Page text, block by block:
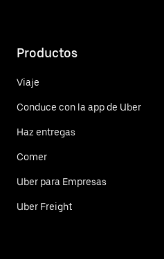
Productos
Viaje
Conduce con la app de Uber
Haz entregas
Comer
Uber para Empresas
Uber Freight